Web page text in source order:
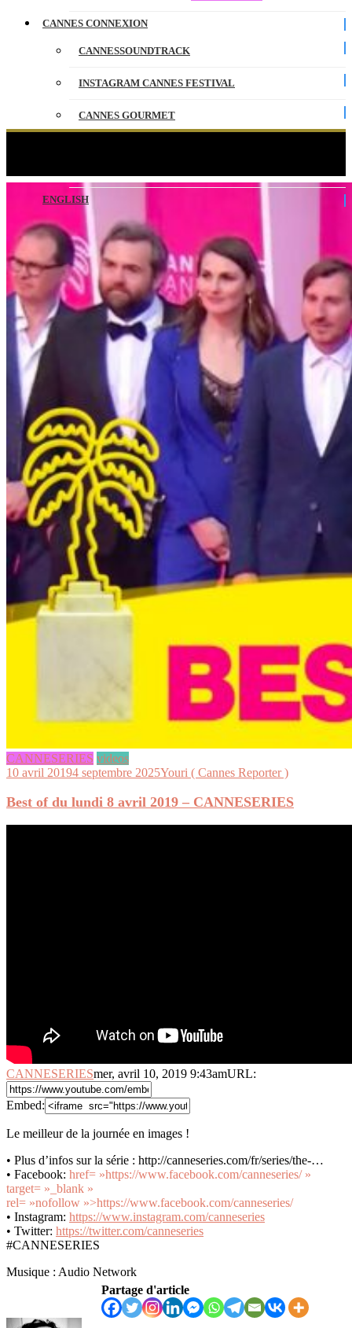
CANNES CONNEXION
CANNESSOUNDTRACK
INSTAGRAM CANNES FESTIVAL
CANNES GOURMET
ENGLISH
CANNESERIES videos
10 avril 20194 septembre 2025Youri ( Cannes Reporter )
Best of du lundi 8 avril 2019 – CANNESERIES
CANNESERIESmer, avril 10, 2019 9:43amURL:
Embed:
Le meilleur de la journée en images !
• Plus d’infos sur la série : http://canneseries.com/fr/series/the-…
• Facebook: href= »https://www.facebook.com/canneseries/ »
target= »_blank »
rel= »nofollow »>https://www.facebook.com/canneseries/
• Instagram: https://www.instagram.com/canneseries
• Twitter: https://twitter.com/canneseries
#CANNESERIES
Musique : Audio Network
Partage d'article